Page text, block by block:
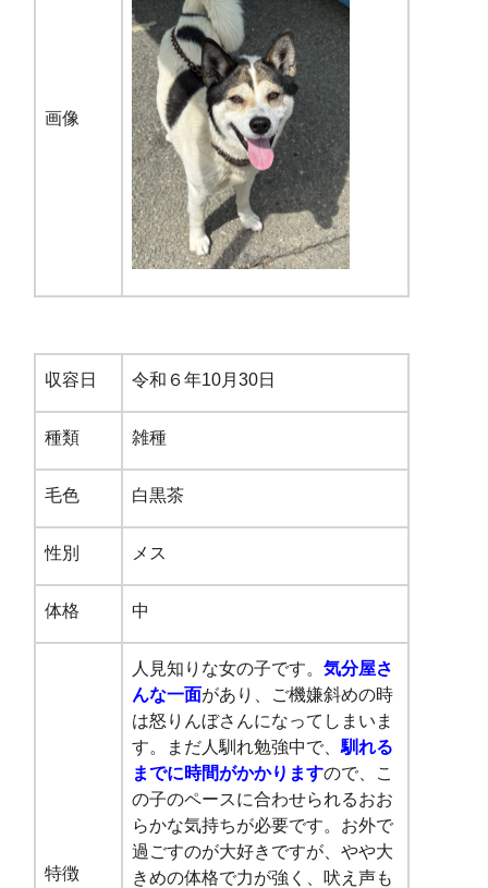
画像
収容日 令和６年10月30日
種類 雑種
毛色 白黒茶
性別 メス
体格 中
特徴
人見知りな女の子です。気分屋さ
んな一面があり、ご機嫌斜めの時
は怒りんぼさんになってしまいま
す。 まだ人馴れ勉強中で、馴れる
までに時間がかかりますので、こ
の子のペースに合わせられるおお
らかな気持ちが必要です。お外で
過ごすのが大好きですが、やや大
きめの体格で力が強く、吠え声も